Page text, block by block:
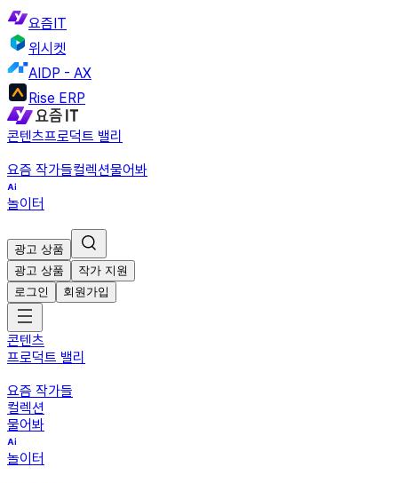
요즘IT
위시켓
AIDP - AX
Rise ERP
콘텐츠프로덕트 밸리
요즘 작가들컬렉션물어봐
놀이터
광고 상품
광고 상품
작가 지원
로그인
회원가입
콘텐츠
프로덕트 밸리
요즘 작가들
컬렉션
물어봐
놀이터